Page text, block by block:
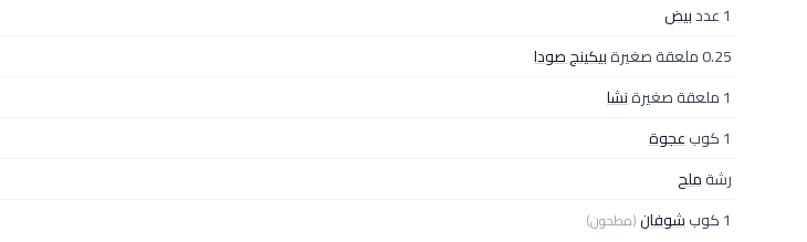
1 عدد
بيض
0.25 ملعقة صغيرة
بيكينج صودا
1 ملعقة صغيرة
نشا
1 كوب
عجوة
رشةملح
1 كوب
شوفان(مطحون)